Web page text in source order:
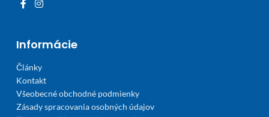
Informácie
Články
Kontakt
Všeobecné obchodné podmienky
Zásady spracovania osobných údajov